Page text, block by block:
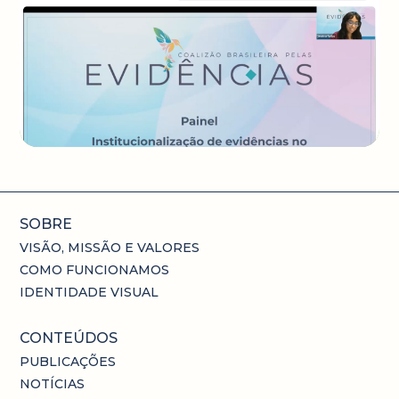
SOBRE
VISÃO, MISSÃO E VALORES
COMO FUNCIONAMOS
IDENTIDADE VISUAL
CONTEÚDOS
PUBLICAÇÕES
NOTÍCIAS